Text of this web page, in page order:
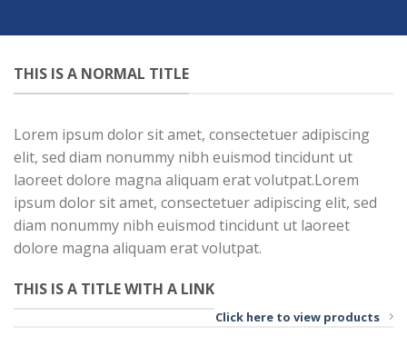
THIS IS A NORMAL TITLE
Lorem ipsum dolor sit amet, consectetuer adipiscing
elit, sed diam nonummy nibh euismod tincidunt ut
laoreet dolore magna aliquam erat volutpat.Lorem
ipsum dolor sit amet, consectetuer adipiscing elit, sed
diam nonummy nibh euismod tincidunt ut laoreet
dolore magna aliquam erat volutpat.
THIS IS A TITLE WITH A LINK
Click here to view products